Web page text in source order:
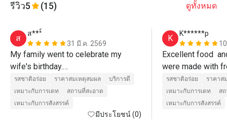
รีวิว5 (15) ดูทั้งหมด
ส
ส***์
31 มี.ค. 2569
My family went to celebrate my
wife's birthday.
The kids were enjoying the show
presented by the chef. The service
staff was also attentive and helpful.
Always asking if they could assist
รสชาติอร่อย ราคาสมเหตุสมผล
บริการดี
เหมาะกับการเดท
สถานที่สะอาด
เหมาะกับการสังสรรค์
มีประโยชน์ (0)
K
K******p
Excellent food
were made with
and cooked to
us.
รสชาติอร่อย
ราคาส
เหมาะกับการเดท
ส
เหมาะกับการสังสรรค์